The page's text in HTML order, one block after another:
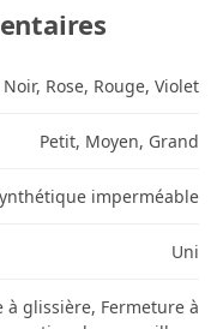
Rose, Rouge, Violet
Petit, Moyen, Grand
imperméable
Uni
à glissière, Fermeture à